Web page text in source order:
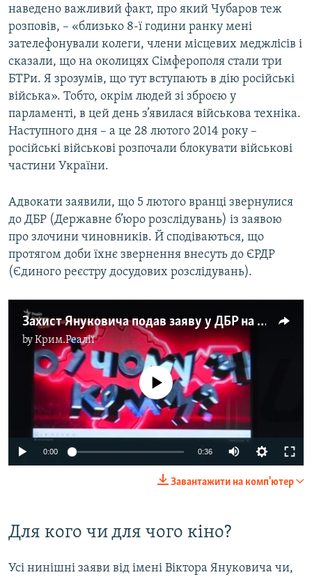
наведено важливий факт, про який Чубаров теж
розповів, – «близько 8-ї години ранку мені
зателефонували колеги, члени місцевих меджлісів і
сказали, що на околицях Сімферополя стали три
БТРи. Я зрозумів, що тут вступають в дію російські
війська». Тобто, окрім людей зі зброєю у
парламенті, в цей день з’явилася військова техніка.
Наступного дня – а це 28 лютого 2014 року –
російські військові розпочали блокувати військові
частини України.
Адвокати заявили, що 5 лютого вранці звернулися
до ДБР (Державне б’юро розслідувань) із заявою
про злочини чиновників. Й сподіваються, що
протягом доби їхнє звернення внесуть до ЄРДР
(Єдиного реєстру досудових розслідувань).
Захист Януковича подав заяву у ДБР на українських чиновників за державну зраду
byКрим.Реалії
No media source currently available
0:00 0:36
Завантажити на комп'ютер
Для кого чи для чого кіно?
Усі нинішні заяви від імені Віктора Януковича чи,